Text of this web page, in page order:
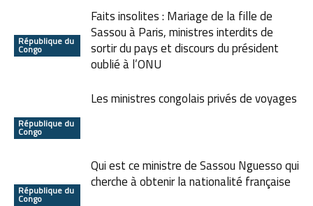
République du
Congo
Faits insolites : Mariage de la fille de
Sassou à Paris, ministres interdits de
sortir du pays et discours du président
oublié à l’ONU
République du
Congo
Les ministres congolais privés de voyages
République du
Congo
Qui est ce ministre de Sassou Nguesso qui
cherche à obtenir la nationalité française